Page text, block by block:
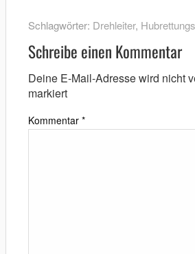
Schlagwörter: Drehleiter,
Schreibe einen Kommentar
Deine E-Mail-Adresse wird nicht
markiert
Kommentar *